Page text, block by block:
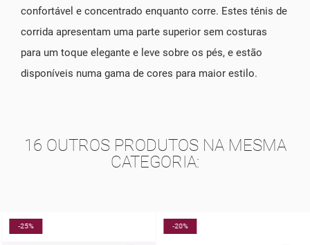
confortável e concentrado enquanto corre. Estes ténis de
corrida apresentam uma parte superior sem costuras
para um toque elegante e leve sobre os pés, e estão
disponíveis numa gama de cores para maior estilo.
16 OUTROS PRODUTOS NA MESMA
CATEGORIA:
-25% -20%